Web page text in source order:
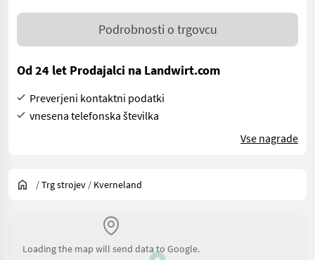
Podrobnosti o trgovcu
Od 24 let Prodajalci na Landwirt.com
Preverjeni kontaktni podatki
vnesena telefonska številka
Vse nagrade
/Trg strojev / Kverneland
Loading the map will send data to Google.